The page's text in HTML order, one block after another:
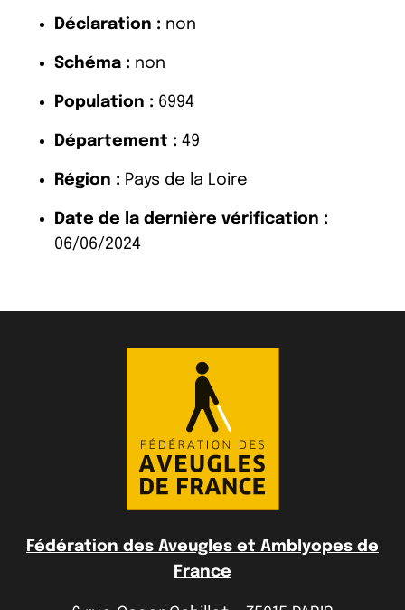
Déclaration : non
Schéma : non
Population : 6994
Département : 49
Région : Pays de la Loire
Date de la dernière vérification :
06/06/2024
Fédération des Aveugles et Amblyopes de
France